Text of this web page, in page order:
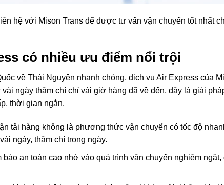
hệ với Mison Trans để được tư vấn vận chuyển tốt nhất
có nhiều ưu điểm nổi trội
về Thái Nguyên nhanh chóng, dịch vụ Air Express của
ngày thậm chí chỉ vài giờ hàng đã về đến, đây là giải
thời gian ngắn.
tải hàng không là phương thức vận chuyển có tốc độ
ngày, thậm chí trong ngày.
an toàn cao nhờ vào quá trình vận chuyển nghiêm ngặt,